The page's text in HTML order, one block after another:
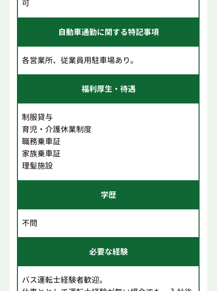
可
自動車通勤に関する特記事項
各営業所、従業員用駐車場あり。
福利厚生・待遇
制服貸与
育児・介護休業制度
職務乗車証
家族乗車証
理髪施設
学歴
不問
必要な経験
バス運転士経験者歓迎。